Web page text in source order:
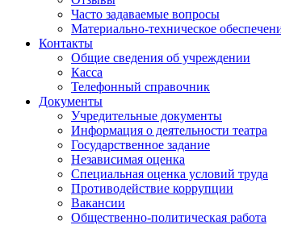
Часто задаваемые вопросы
Материально-техническое
Контакты
Общие сведения об учреждении
Касса
Телефонный справочник
Документы
Учредительные документы
Информация о деятельности театра
Государственное задание
Независимая оценка
Специальная оценка условий труда
Противодействие коррупции
Вакансии
Общественно-политическая работа